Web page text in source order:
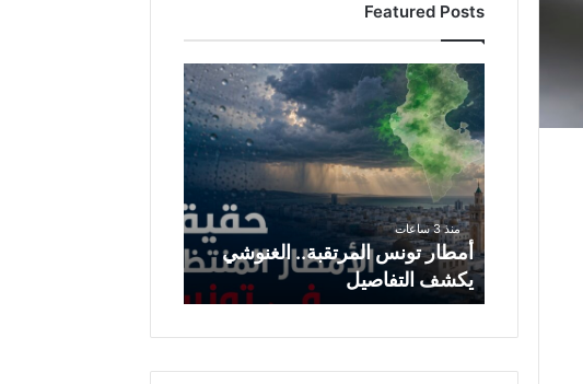
Featured Posts
م
ا
ر
ت
و
س
ا
ل
ت
منذ 3 ساعات
أمطار تونس المرتقبة.. الغنوشي
يكشف التفاصيل